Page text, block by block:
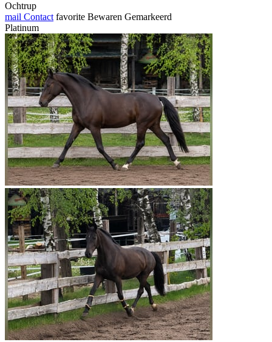
Ochtrup
mail Contact favorite Bewaren Gemarkeerd
Platinum